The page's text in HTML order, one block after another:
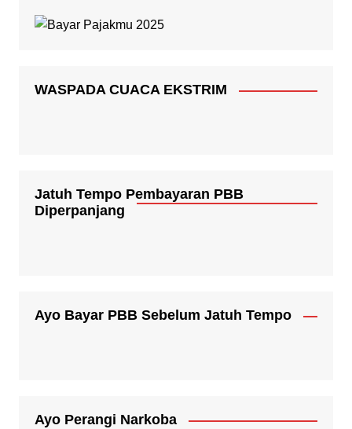
WASPADA CUACA EKSTRIM
Jatuh Tempo Pembayaran PBB
Diperpanjang
Ayo Bayar PBB Sebelum Jatuh Tempo
Ayo Perangi Narkoba